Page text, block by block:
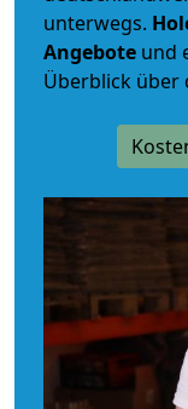
unterwegs.
Angebote und
Überblick über